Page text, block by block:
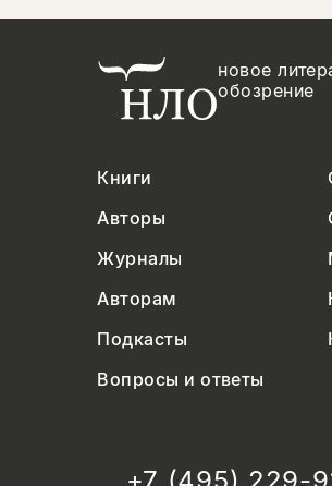
новое
обозрение
Книги
Авторы
Журналы
Авторам
Подкасты
Вопросы и ответы